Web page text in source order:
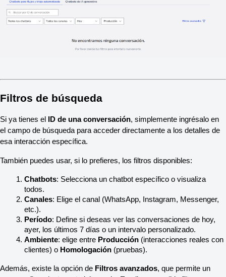
Filtros de búsqueda
Si ya tienes el ID de una conversación, simplemente ingrésalo en
el campo de búsqueda para acceder directamente a los detalles de
esa interacción específica.
También puedes usar, si lo prefieres, los filtros disponibles:
Chatbots: Selecciona un chatbot específico o visualiza
todos.
Canales: Elige el canal (WhatsApp, Instagram, Messenger,
etc.).
Período: Define si deseas ver las conversaciones de hoy,
ayer, los últimos 7 días o un intervalo personalizado.
Ambiente: elige entre Producción (interacciones reales con
clientes) o Homologación (pruebas).
Además, existe la opción de Filtros avanzados, que permite un